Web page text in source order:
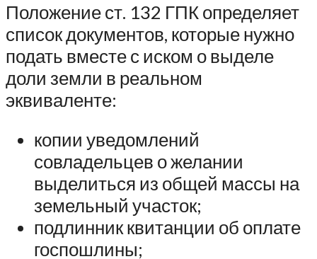
Положение ст. 132 ГПК определяет
список документов, которые нужно
подать вместе с иском о выделе
доли земли в реальном
эквиваленте:
копии уведомлений
совладельцев о желании
выделиться из общей массы на
земельный участок;
подлинник квитанции об оплате
госпошлины;